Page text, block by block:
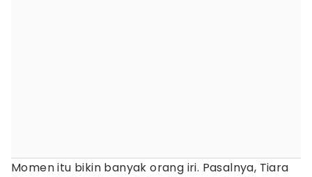
Momen itu bikin banyak orang iri. Pasalnya, Tiara